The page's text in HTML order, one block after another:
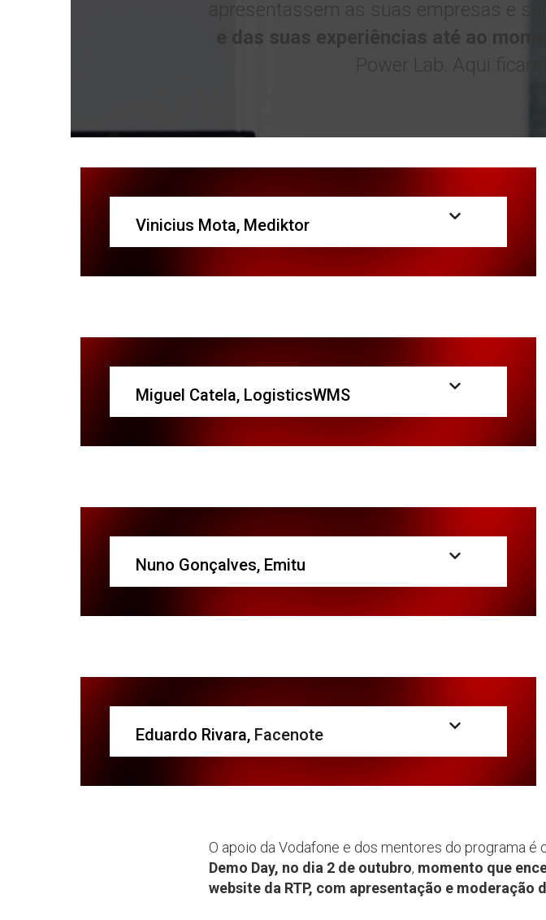
apresentassem as suas empresas e
e das suas experiências até ao
Power Lab. Aqui
Vinicius Mota, Mediktor
Miguel Catela, LogisticsWMS
Nuno Gonçalves, Emitu
Eduardo Rivara, Facenote
O apoio da Vodafone e dos mentores do programa
Demo Day, no dia 2 de outubro, momento que
website da RTP, com apresentação e moderação